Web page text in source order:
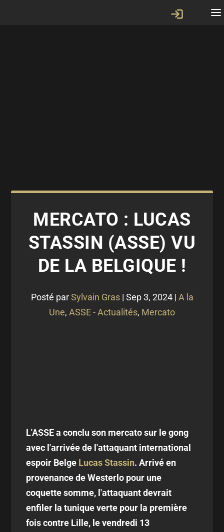
MERCATO : LUCAS
STASSIN (ASSE) VU
DE LA BELGIQUE !
Posté parSylvain Gras| Sep 3, 2024| A la
Une, ASSE - Actualités, Mercato
L'ASSE a conclu son mercato sur le gong
avec l'arrivée de l'attaquant international
espoir Belge Lucas Stassin. Arrivé en
provenance de Westerlo pour une
coquette somme, l'attaquant devrait
enfiler la tunique verte pour la première
fois contre Lille, le vendredi 13